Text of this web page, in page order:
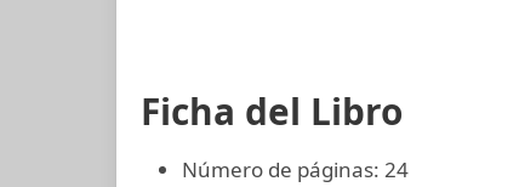
Ficha del Libro
Número de páginas: 24